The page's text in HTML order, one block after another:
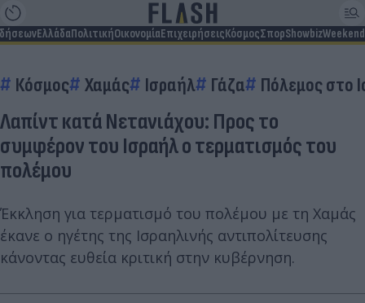
ΕλλάδαΠολιτικήΟικονομίαΕπιχειρήσειςΚόσμοςΣπορShowbizWeekend
Κόσμος Χαμάς Ισραήλ Γάζα Πόλεμος στο
Λαπίντ κατά Νετανιάχου: Προς το
συμφέρον του Ισραήλ ο τερματισμός του
πολέμου
Έκκληση για τερματισμό του πολέμου με τη Χαμάς
έκανε ο ηγέτης της Ισραηλινής αντιπολίτευσης
κάνοντας ευθεία κριτική στην κυβέρνηση.